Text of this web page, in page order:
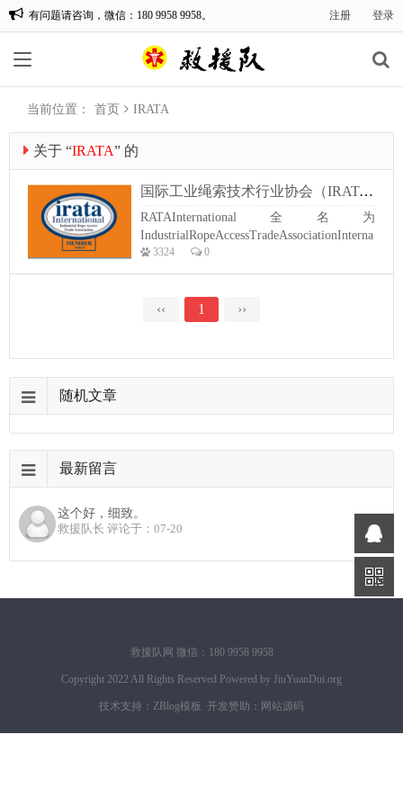
有问题请咨询，微信：180 9958 9958。
救援队网改版中，敬请期待。
注册 登录
当前位置： 首页 IRATA
关于 “IRATA” 的
文章 国际工业绳索技术行业协会（IRATA）
RATAInternational全名为
IndustrialRopeAccessTradeAssociationInterna
tional(国际绳索作业技术协会)，成立于
1987年。IRATA认为，在这个行业，没有
提高这个行业的安全性、提供工作及训练
3324 0
‹‹ 1 ››
随机文章
最新留言
这个好，细致。
救援队长 评论于：07-20
救援队网 微信：180 9958 9958
Copyright 2022 All Rights Reserved Powered by JiuYuanDui.org
技术支持： ZBlog模板 开发赞助： 网站源码